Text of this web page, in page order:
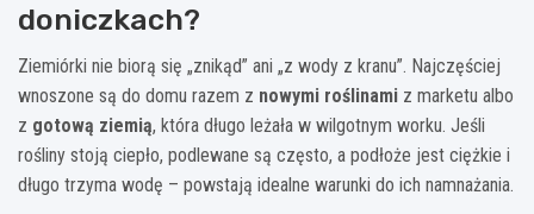
doniczkach?
Ziemiórki nie biorą się „znikąd” ani „z wody z kranu”. Najczęściej
wnoszone są do domu razem z nowymi roślinami z marketu albo
z gotową ziemią, która długo leżała w wilgotnym worku. Jeśli
rośliny stoją ciepło, podlewane są często, a podłoże jest ciężkie i
długo trzyma wodę – powstają idealne warunki do ich namnażania.